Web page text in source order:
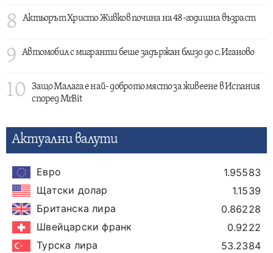
8 Актьорът Христо Живков почина на 48-годишна възраст
9 Автомобил с мигранти беше задържан близо до с. Иганово
10
Защо Малага е най- доброто място за живеене в Испания
според MrBit
Актуални валути
Евро
1.95583
Щатски долар
1.1539
Британска лира
0.86228
Швейцарски франк
0.9222
Турска лира
53.2384